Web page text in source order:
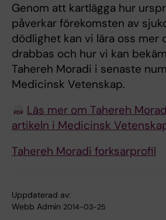
Genom att kartlägga hur
påverkar förekomsten av
dödlighet kan vi lära oss mer
drabbas och hur vi kan
Tahereh Moradi i senaste
Medicinsk Vetenskap.
Läs mer om Tahereh
artikeln i Medicinsk
Tahereh Moradi forksarprofil
Uppdaterad av:
Webb Admin 2014-03-25